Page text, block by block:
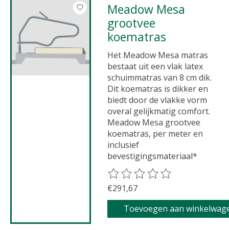
Meadow Mesa
grootvee
koematras
Het Meadow Mesa matras
bestaat uit een vlak latex
schuimmatras van 8 cm dik.
Dit koematras is dikker en
biedt door de vlakke vorm
overal gelijkmatig comfort.
Meadow Mesa grootvee
koematras, per meter en
inclusief
bevestigingsmateriaal*
De beoordeling van dit
€291,67
Toevoegen aan